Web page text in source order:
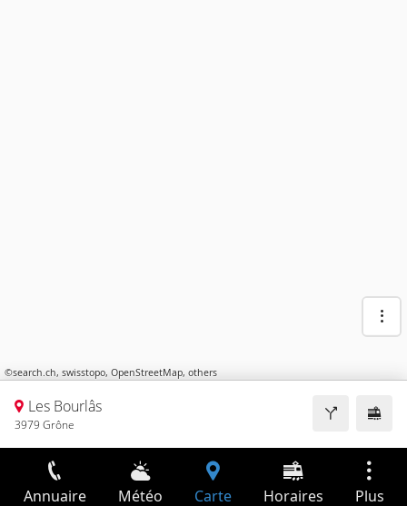
©search.ch, swisstopo, OpenStreetMap, others
Les Bourlâs
3979 Grône
Annuaire Météo Carte Horaires Plus